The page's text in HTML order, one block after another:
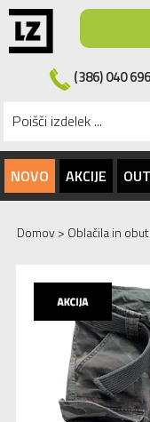
NOVO AKCIJE
(386) 040
Domov> Oblačila in